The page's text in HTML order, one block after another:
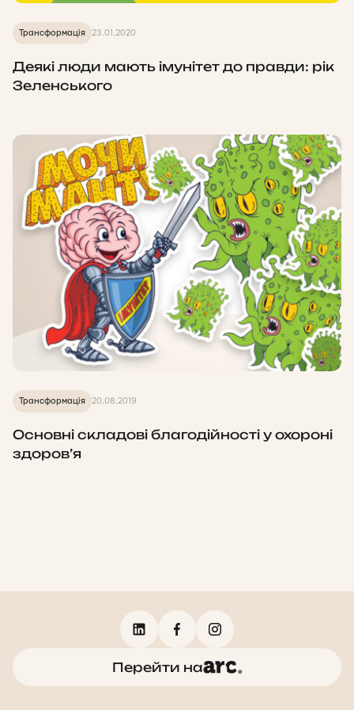
Трансформація 23.01.2020
Деякі люди мають імунітет до правди: рік
Зеленського
Трансформація 20.08.2019
Основні складові благодійності у охороні
здоров’я
Перейти на